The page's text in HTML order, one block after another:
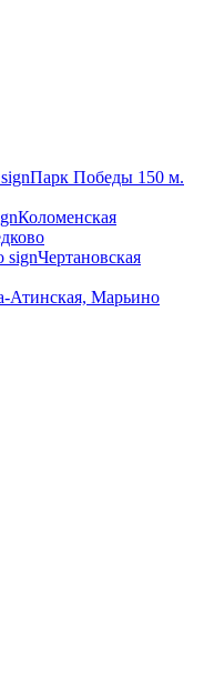
Парк Победы 150 м.
Коломенская
Чертановская
Атинская, Марьино